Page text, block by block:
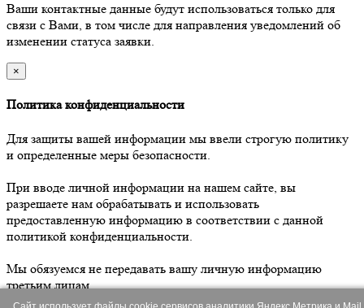
Ваши контактные данные будут использоваться только для
связи с Вами, в том числе для направления уведомлений об
изменении статуса заявки.
×
Политика конфиденциальности
Для защиты вашей информации мы ввели строгую политику
и определенные меры безопасности.
При вводе личной информации на нашем сайте, вы
разрешаете нам обрабатывать и использовать
предоставленную информацию в соответствии с данной
политикой конфиденциальности.
Мы обязуемся не передавать вашу личную информацию
третьим лицам.